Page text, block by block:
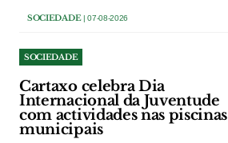
SOCIEDADE| 07-08-2026
SOCIEDADE
Cartaxo celebra Dia
Internacional da Juventude
com actividades nas piscinas
municipais